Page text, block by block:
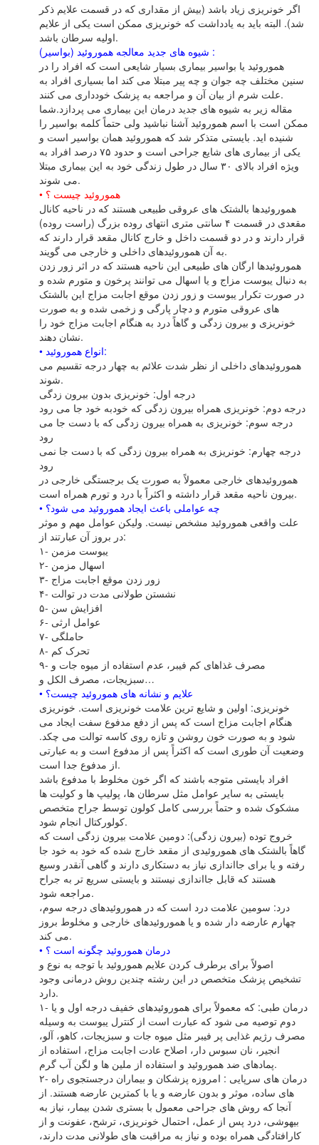
اگر خونریزی‌ زیاد باشد (بیش‌ از مقداری‌ که‌ در قسمت‌ علایم‌ ذکر
شد). البته‌ باید به‌ یادداشت‌ که‌ خونریزی‌ ممکن‌ است‌ یکی‌ از علایم‌
اولیه‌ سرطان‌ باشد.
شیوه های جدید معالجه هموروئید (بواسیر) :
هموروئید یا بواسیر بیماری بسیار شایعی است که افراد را در
سنین مختلف چه جوان و چه پیر مبتلا می کند اما بسیاری افراد به
علت شرم از بیان آن و مراجعه به پزشک خودداری می کنند.
مقاله زیر به شیوه هاى جدید درمان این بیمارى مى پردازد.شما
ممکن است با اسم هموروئید آشنا نباشید ولى حتماً کلمه بواسیر را
شنیده اید. بایستى متذکر شد که هموروئید همان بواسیر است و
یکى از بیمارى هاى شایع جراحى است و حدود ۷۵ درصد افراد به
ویژه افراد بالاى ۳۰ سال در طول زندگى خود به این بیمارى مبتلا
مى شوند.
• هموروئید چیست ؟
هموروئیدها بالشتک هاى عروقى طبیعى هستند که در ناحیه کانال
مقعدى در قسمت ۴ سانتى مترى انتهاى روده بزرگ (راست روده)
قرار دارند و در دو قسمت داخل و خارج کانال مقعد قرار دارند که
به آن هموروئیدهاى داخلى و خارجى مى گویند.
هموروئیدها ارگان هاى طبیعى این ناحیه هستند که در اثر زور زدن
به دنبال یبوست مزاج و یا اسهال مى توانند پرخون و متورم شده و
در صورت تکرار یبوست و زور زدن موقع اجابت مزاج این بالشتک
هاى عروقى متورم و دچار پارگى و زخمى شده و به صورت
خونریزى و بیرون زدگى و گاهاً درد به هنگام اجابت مزاج خود را
نشان دهند.
• انواع هموروئید:
هموروئیدهاى داخلى از نظر شدت علائم به چهار درجه تقسیم مى
شوند.
درجه اول: خونریزى بدون بیرون زدگى
درجه دوم: خونریزى همراه بیرون زدگى که خودبه خود جا مى رود
درجه سوم: خونریزى به همراه بیرون زدگى که با دست جا مى
رود
درجه چهارم: خونریزى به همراه بیرون زدگى که با دست جا نمى
رود
هموروئیدهاى خارجى معمولاً به صورت یک برجستگى خارجى در
بیرون ناحیه مقعد قرار داشته و اکثراً با درد و تورم همراه است.
• چه عواملى باعث ایجاد هموروئید مى شود؟
علت واقعى هموروئید مشخص نیست. ولیکن عوامل مهم و موثر
در بروز آن عبارتند از:
۱- یبوست مزمن
۲- اسهال مزمن
۳- زور زدن موقع اجابت مزاج
۴- نشستن طولانى مدت در توالت
۵- افزایش سن
۶- عوامل ارثى
۷- حاملگى
۸- تحرک کم
۹- مصرف غذاهاى کم فیبر، عدم استفاده از میوه جات و
سبزیجات، مصرف الکل و…
• علایم و نشانه هاى هموروئید چیست؟
خونریزى: اولین و شایع ترین علامت خونریزى است. خونریزى
هنگام اجابت مزاج است که پس از دفع مدفوع سفت ایجاد مى
شود و به صورت خون روشن و تازه روى کاسه توالت مى چکد.
وضعیت آن طورى است که اکثراً پس از مدفوع است و به عبارتى
از مدفوع جدا است.
افراد بایستى متوجه باشند که اگر خون مخلوط با مدفوع باشد
بایستى به سایر عوامل مثل سرطان ها، پولیپ ها و کولیت ها
مشکوک شده و حتماً بررسى کامل کولون توسط جراح متخصص
کولورکتال انجام شود.
خروج توده (بیرون زدگى): دومین علامت بیرون زدگى است که
گاهاً بالشتک هاى هموروئیدى از مقعد خارج شده که خود به خود جا
رفته و یا براى جااندازى نیاز به دستکارى دارند و گاهى آنقدر وسیع
هستند که قابل جااندازى نیستند و بایستى سریع تر به جراح
مراجعه شود.
درد: سومین علامت درد است که در هموروئیدهاى درجه سوم،
چهارم عارضه دار شده و یا هموروئیدهاى خارجى و مخلوط بروز
مى کند.
• درمان هموروئید چگونه است ؟
اصولاً براى برطرف کردن علایم هموروئید با توجه به نوع و
تشخیص پزشک متخصص در این رشته چندین روش درمانى وجود
دارد.
۱- درمان طبى: که معمولاً براى هموروئیدهاى خفیف درجه اول و یا
دوم توصیه مى شود که عبارت است از کنترل یبوست به وسیله
مصرف رژیم غذایى پر فیبر مثل میوه جات و سبزیجات، کاهو، آلو،
انجیر، نان سبوس دار، اصلاح عادت اجابت مزاج، استفاده از
پمادهاى ضد هموروئید و استفاده از ملین ها و لگن آب گرم.
۲- درمان هاى سرپایى : امروزه پزشکان و بیماران درجستجوى راه
هاى ساده، موثر و بدون عارضه و یا با کمترین عارضه هستند. از
آنجا که روش هاى جراحى معمول با بسترى شدن بیمار، نیاز به
بیهوشى، درد پس از عمل، احتمال خونریزى، ترشح، عفونت و از
کارافتادگى همراه بوده و نیاز به مراقبت هاى طولانى مدت دارند،